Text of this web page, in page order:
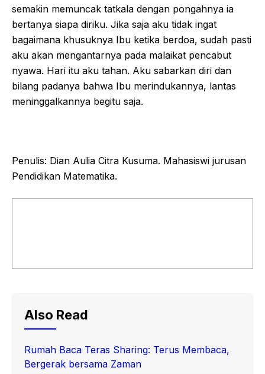
semakin memuncak tatkala dengan pongahnya ia
bertanya siapa diriku. Jika saja aku tidak ingat
bagaimana khusuknya Ibu ketika berdoa, sudah pasti
aku akan mengantarnya pada malaikat pencabut
nyawa. Hari itu aku tahan. Aku sabarkan diri dan
bilang padanya bahwa Ibu merindukannya, lantas
meninggalkannya begitu saja.
Penulis: Dian Aulia Citra Kusuma. Mahasiswi jurusan
Pendidikan Matematika.
Also Read
Rumah Baca Teras Sharing: Terus Membaca,
Bergerak bersama Zaman